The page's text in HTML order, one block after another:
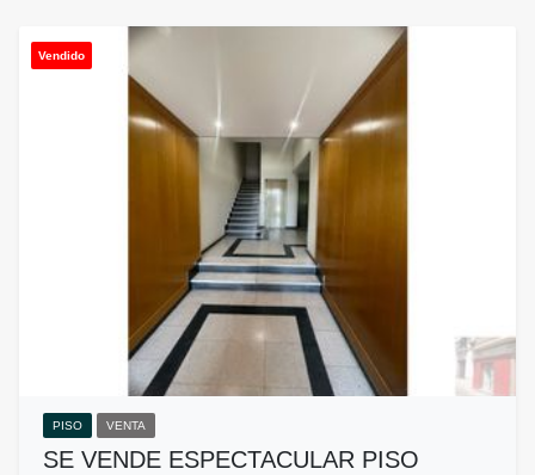
Vendido
PISO VENTA
SE VENDE ESPECTACULAR PISO